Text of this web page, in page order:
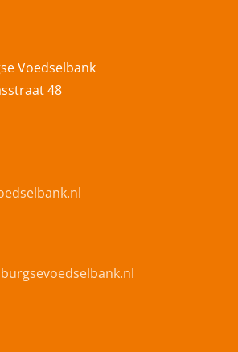
Voedselbank
48